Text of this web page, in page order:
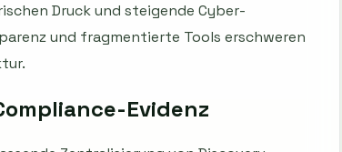
Druck und steigende Cyber-
und fragmentierte Tools erschweren
Evidenz